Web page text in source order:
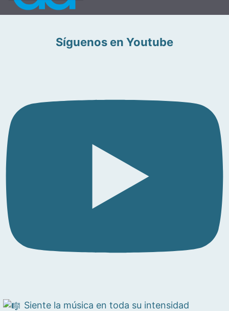
Síguenos en Youtube
Siente la música en toda su intensidad